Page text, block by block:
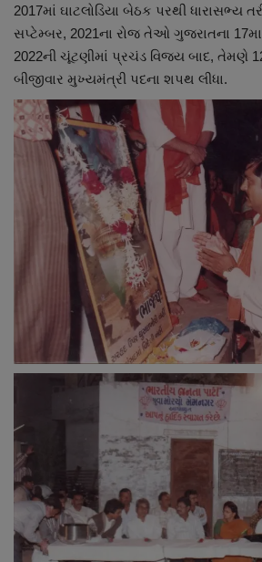
2017માં ઘાટલોડિયા બેઠક પરથી ધારાસભ્ય
સપ્ટેમ્બર, 2021ના રોજ તેઓ ગુજરાતના
2022ની ચૂંટણીમાં પ્રચંડ વિજય બાદ, તેમણે
બીજીવાર મુખ્યમંત્રી પદના શપથ લીધા.